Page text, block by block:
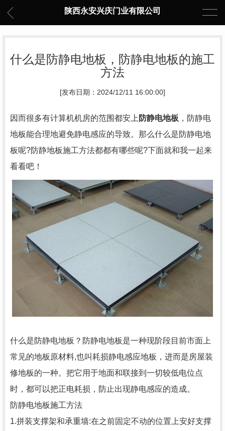
陕西永安兴庆门业有限公司
什么是防静电地板，防静电地板的施工
方法
[发布日期：2024/12/11 16:00:00]
因而很多有计算机机房的范围都安上 防静电地板 ，防静电
地板能合理地避免静电感应的导致。那么什么是防静电地
板呢?防静地板施工方法都都有哪些呢?下面就和我一起来
看看吧！
什么是防静电地板？防静电地板是一种现阶段目前市面上
常见的地板原材料,也叫耗损静电感应地板，进而是房屋装
修地板的一种。把它用于地面和联接到一切较低电位点
时，都可以把正电耗损，防止出现静电感应的造成。
防静电地板施工方法
1.拼装支撑架和承重墙:在之前固定不动的位置上安好支撑